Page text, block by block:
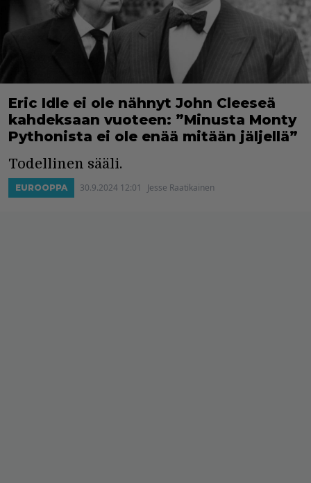
Eric Idle ei ole nähnyt John Cleeseä
kahdeksaan vuoteen: ”Minusta Monty
Pythonista ei ole enää mitään jäljellä”
Todellinen sääli.
EUROOPPA 30.9.2024 12:01 Jesse Raatikainen